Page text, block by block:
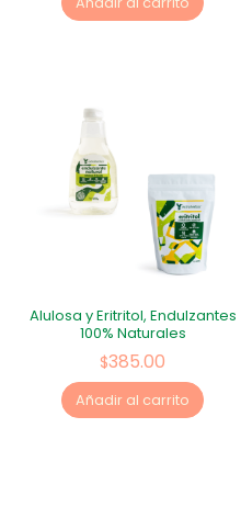
Alulosa y Eritritol, Endulzantes
100% Naturales
$385.00
Añadir al carrito